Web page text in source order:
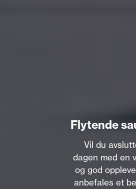
Flytende
Vil du
dagen med en
og god
anbefales et